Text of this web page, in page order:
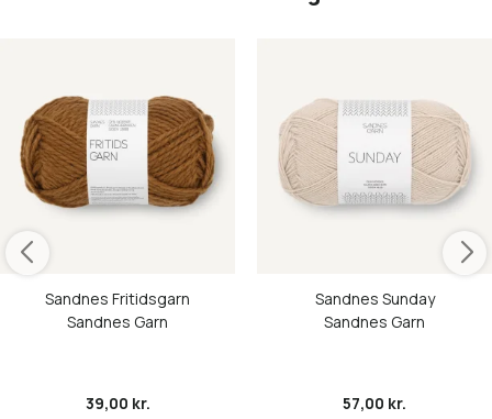
Sandnes Fritidsgarn
Sandnes Garn
39,00 kr.
Sandnes Sunday
Sandnes Garn
57,00 kr.